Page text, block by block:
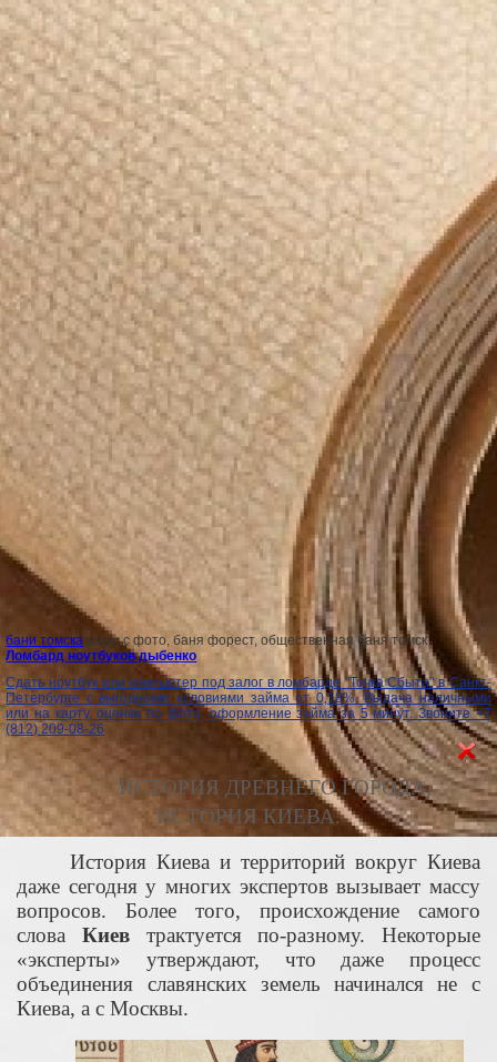
бани томска цены с фото, баня форест, общественная баня томск
Ломбард ноутбуков дыбенко
Сдать ноутбук или компьютер под залог в ломбарде "Точка Сбыта" в Санкт-
Петербурге с выгодными условиями займа от 0,18%. Выдача наличными
или на карту, оценка по фото, оформление займа за 5 минут. Звоните +7
(812) 209-08-26
ИСТОРИЯ ДРЕВНЕГО ГОРОДА,
ИСТОРИЯ КИЕВА.
История Киева и территорий вокруг Киева
даже сегодня у многих экспертов вызывает массу
вопросов. Более того, происхождение самого
слова Киевтрактуется по-разному. Некоторые
«эксперты» утверждают, что даже процесс
объединения славянских земель начинался не с
Киева, а с Москвы.